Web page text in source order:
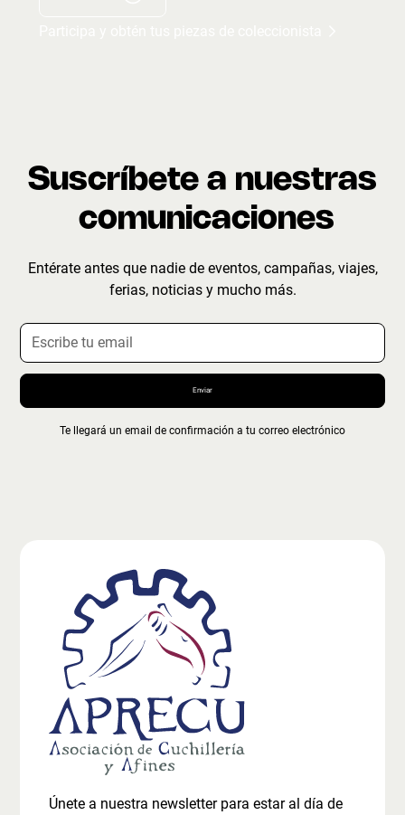
Suscríbete a nuestras
comunicaciones
Entérate antes que nadie de eventos, campañas, viajes,
ferias, noticias y mucho más.
Te llegará un email de confirmación a tu correo electrónico
Únete a nuestra newsletter para estar al día de